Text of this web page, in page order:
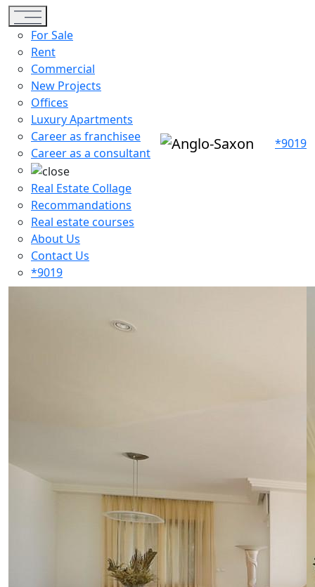
Toggle navigation
For Sale
Rent
Commercial
New Projects
Offices
Luxury Apartments
Career as franchisee
Career as a consultant
Real Estate Collage
Recommandations
Real estate courses
About Us
Contact Us
*9019
*9019